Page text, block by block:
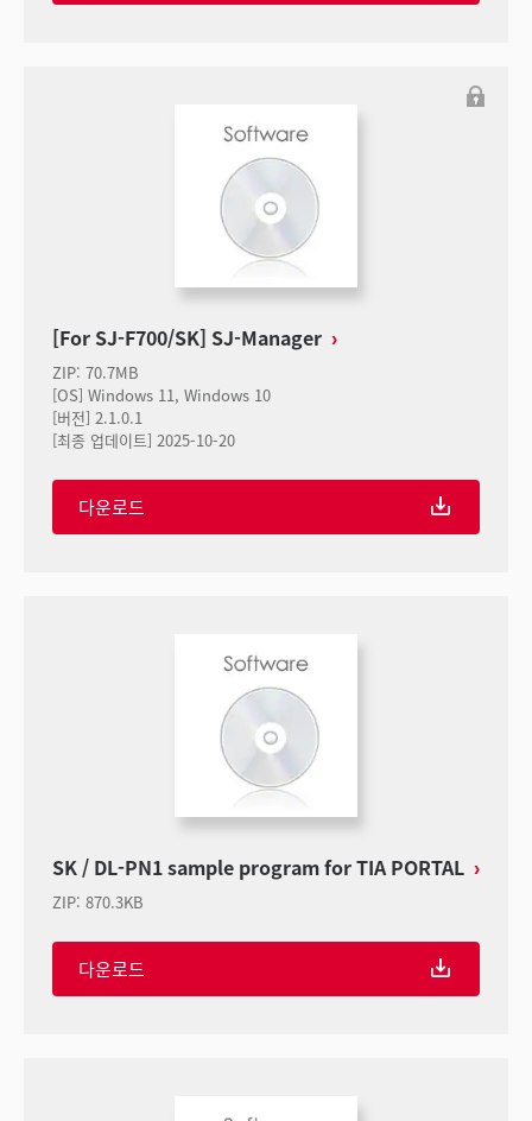
[For SJ-F700/SK] SJ-Manager
ZIP: 70.7MB
[OS] Windows 11, Windows 10
[버전] 2.1.0.1
[최종 업데이트] 2025-10-20
다운로드
SK / DL-PN1 sample program for TIA PORTAL
ZIP: 870.3KB
다운로드